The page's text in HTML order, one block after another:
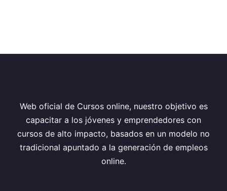
Web oficial de Cursos online, nuestro objetivo es
capacitar a los jóvenes y emprendedores con
cursos de alto impacto, basados en un modelo no
tradicional apuntado a la generación de empleos
online.